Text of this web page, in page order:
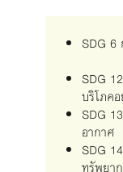
SDG 6
SDG
บริโภค
SDG
อาก
SDG